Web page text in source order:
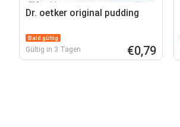
Dr. oetker original pudding
Bald gültig
Gültig in 3 Tagen €0,79